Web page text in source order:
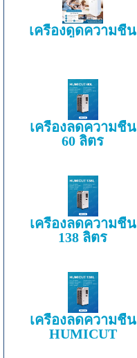
เครื่องดูดความชื้น
เครื่องลดความชื้น
60 ลิตร
เครื่องลดความชื้น
138 ลิตร
เครื่องลดความชื้น
HUMICUT